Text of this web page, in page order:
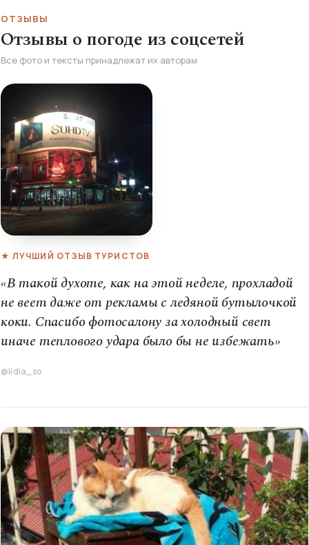
ОТЗЫВЫ
Отзывы о погоде из соцсетей
Все фото и тексты принадлежат их авторам
★ ЛУЧШИЙ ОТЗЫВ ТУРИСТОВ
«В такой духоте, как на этой неделе, прохладой
не веет даже от рекламы с ледяной бутылочкой
коки. Спасибо фотосалону за холодный свет
иначе теплового удара было бы не избежать»
@lidia_so